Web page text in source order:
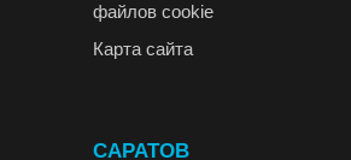
файлов cookie
Карта сайта
САРАТОВ